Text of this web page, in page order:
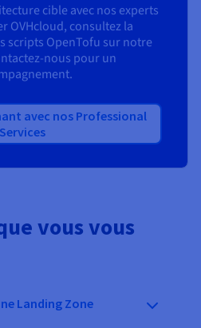
cible avec nos experts
OVHcloud, consultez la
scripts OpenTofu sur notre
nous pour un
avec nos Professional
Services
vous vous
Landing Zone